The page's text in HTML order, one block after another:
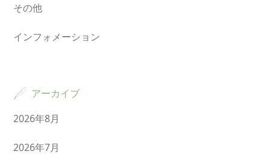
その他
インフォメーション
アーカイブ
2026年8月
2026年7月